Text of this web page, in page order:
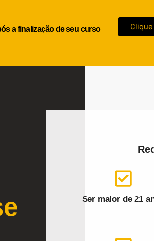
a finalização de seu curso Clique
Ser maior de 21